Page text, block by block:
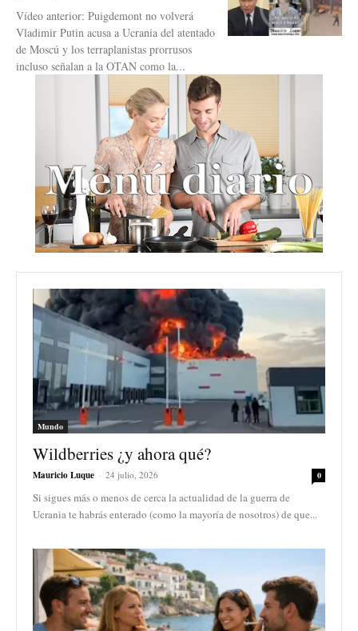
Vídeo anterior: Puigdemont no volverá
Vladimir Putin acusa a Ucrania del atentado
de Moscú y los terraplanistas prorrusos
incluso señalan a la OTAN como la...
Mundo
Wildberries ¿y ahora qué?
Mauricio Luque - 24 julio, 2026 0
Si sigues más o menos de cerca la actualidad de la guerra de
Ucrania te habrás enterado (como la mayoría de nosotros) de que...